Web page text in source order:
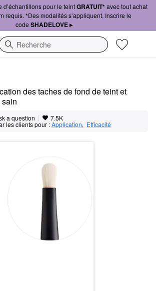
d’échantillons pour le teintGRATUIT*avec tout achat
requis. *Des modalités s’appliquent. Inscrire le
code SHADELOVE ▸
des taches de fond de teint et
a question | 7.5K
les clients pour :Application, Efficacité